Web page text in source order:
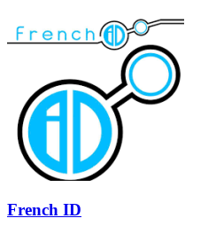
French ID